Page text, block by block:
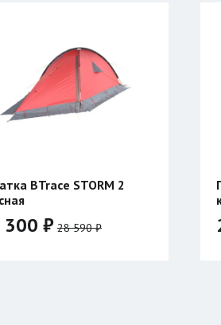
BTrace STORM 2
300 ₽ 28 590 ₽